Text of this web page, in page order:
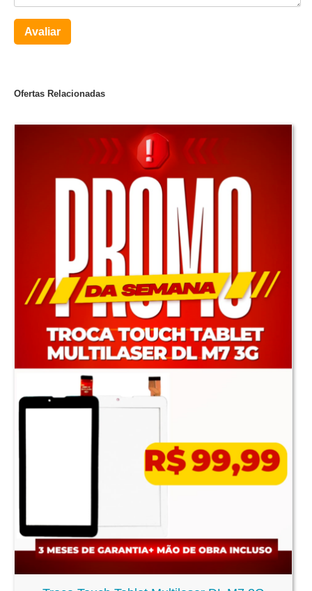
Avaliar
Ofertas Relacionadas